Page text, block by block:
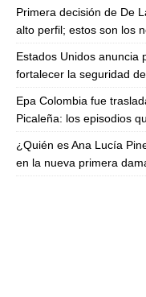
Primera decisión de De
alto perfil; estos son los
Estados Unidos anuncia
fortalecer la seguridad
Epa Colombia fue
Picaleña: los episodios
¿Quién es Ana Lucía
en la nueva primera